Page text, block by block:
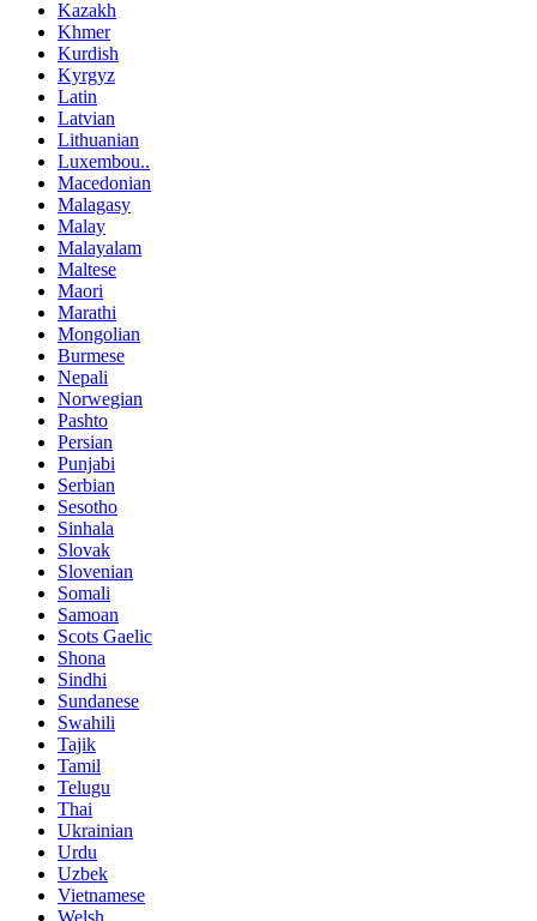
Kazakh
Khmer
Kurdish
Kyrgyz
Latin
Latvian
Lithuanian
Luxembou..
Macedonian
Malagasy
Malay
Malayalam
Maltese
Maori
Marathi
Mongolian
Burmese
Nepali
Norwegian
Pashto
Persian
Punjabi
Serbian
Sesotho
Sinhala
Slovak
Slovenian
Somali
Samoan
Scots Gaelic
Shona
Sindhi
Sundanese
Swahili
Tajik
Tamil
Telugu
Thai
Ukrainian
Urdu
Uzbek
Vietnamese